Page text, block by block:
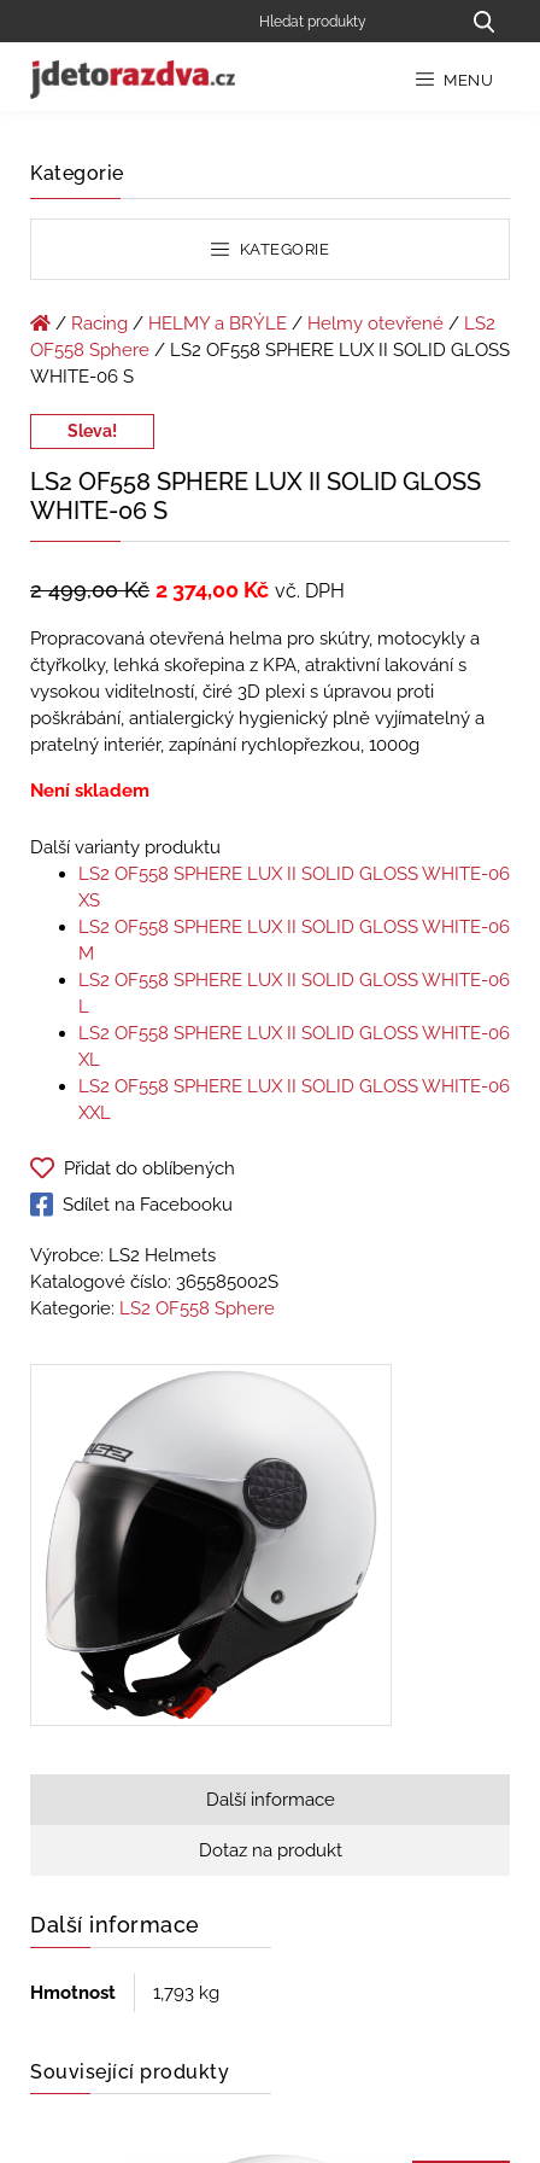
MENU
Kategorie
KATEGORIE
/ Racing / HELMY a BRÝLE / Helmy otevřené / LS2
OF558 Sphere / LS2 OF558 SPHERE LUX II SOLID GLOSS
WHITE-06 S
Sleva!
LS2 OF558 SPHERE LUX II SOLID GLOSS
WHITE-06 S
2 499,00Kč 2 374,00 Kč vč. DPH
Propracovaná otevřená helma pro skútry, motocykly a
čtyřkolky, lehká skořepina z KPA, atraktivní lakování s
vysokou viditelností, čiré 3D plexi s úpravou proti
poškrábání, antialergický hygienický plně vyjímatelný a
pratelný interiér, zapínání rychlopřezkou, 1000g
Není skladem
Další varianty produktu
LS2 OF558 SPHERE LUX II SOLID GLOSS WHITE-06
XS
LS2 OF558 SPHERE LUX II SOLID GLOSS WHITE-06
M
LS2 OF558 SPHERE LUX II SOLID GLOSS WHITE-06
L
LS2 OF558 SPHERE LUX II SOLID GLOSS WHITE-06
XL
LS2 OF558 SPHERE LUX II SOLID GLOSS WHITE-06
XXL
Přidat do oblíbených
Sdílet na Facebooku
Výrobce: LS2 Helmets
Katalogové číslo: 365585002S
Kategorie: LS2 OF558 Sphere
Další informace
Dotaz na produkt
Další informace
Hmotnost 1,793 kg
Související produkty